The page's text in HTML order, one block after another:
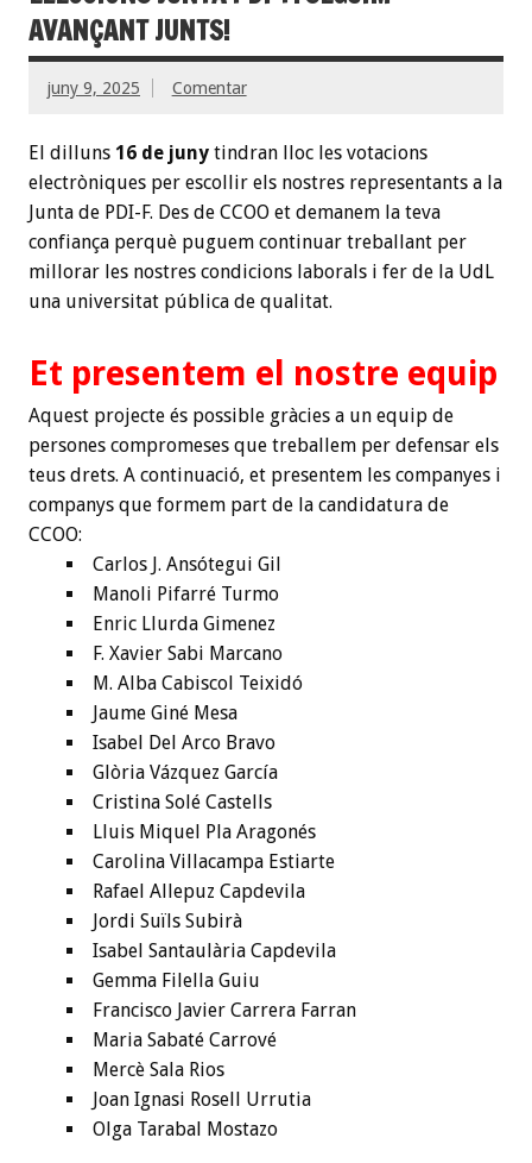
AVANÇANT JUNTS!
juny 9, 2025 Comentar
El dilluns 16 de juny tindran lloc les votacions
electròniques per escollir els nostres representants a la
Junta de PDI-F. Des de CCOO et demanem la teva
confiança perquè puguem continuar treballant per
millorar les nostres condicions laborals i fer de la UdL
una universitat pública de qualitat.
Et presentem el nostre equip
Aquest projecte és possible gràcies a un equip de
persones compromeses que treballem per defensar els
teus drets. A continuació, et presentem les companyes i
companys que formem part de la candidatura de
CCOO:
Carlos J. Ansótegui Gil
Manoli Pifarré Turmo
Enric Llurda Gimenez
F. Xavier Sabi Marcano
M. Alba Cabiscol Teixidó
Jaume Giné Mesa
Isabel Del Arco Bravo
Glòria Vázquez García
Cristina Solé Castells
Lluis Miquel Pla Aragonés
Carolina Villacampa Estiarte
Rafael Allepuz Capdevila
Jordi Suïls Subirà
Isabel Santaulària Capdevila
Gemma Filella Guiu
Francisco Javier Carrera Farran
Maria Sabaté Carrové
Mercè Sala Rios
Joan Ignasi Rosell Urrutia
Olga Tarabal Mostazo